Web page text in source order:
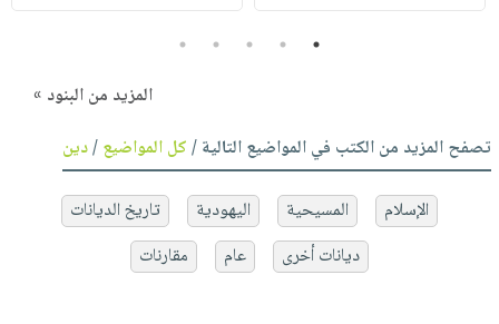
1
2
3
4
5
المزيد من البنود »
تصفح المزيد من الكتب في المواضيع التالية /كل المواضيع/دين
الإسلام المسيحية اليهودية
تاريخ الديانات
ديانات أخرى
عام مقارنات